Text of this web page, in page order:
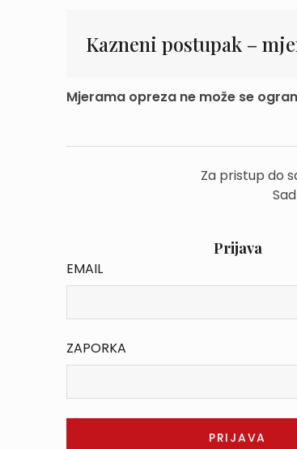
Kazneni postupak –
Mjerama opreza ne može se
Za pristup do
Prijava
EMAIL
ZAPORKA